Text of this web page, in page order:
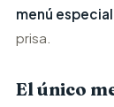
menú
prisa.
El único